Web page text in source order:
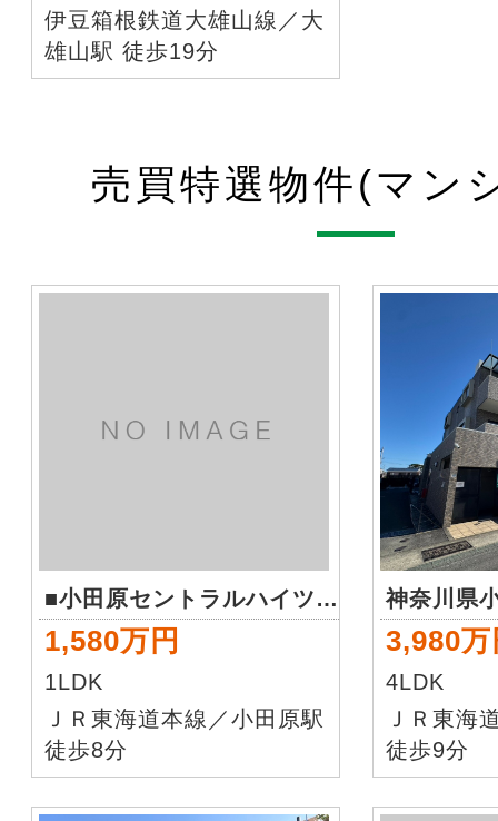
伊豆箱根鉄道大雄山線／大
雄山駅 徒歩19分
売買特選物件(マン
■小田原セントラルハイツ 2号棟
1,580万円
1LDK
ＪＲ東海道本線／小田原駅
徒歩8分
3,980万
4LDK
ＪＲ東海
徒歩9分